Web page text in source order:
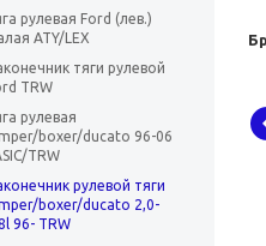
рулевая Ford (лев.)
ATY/LEX
тяги рулевой
TRW
рулевая
boxer/ducato 96-06
TRW
рулевой тяги
boxer/ducato 2,0-
96- TRW